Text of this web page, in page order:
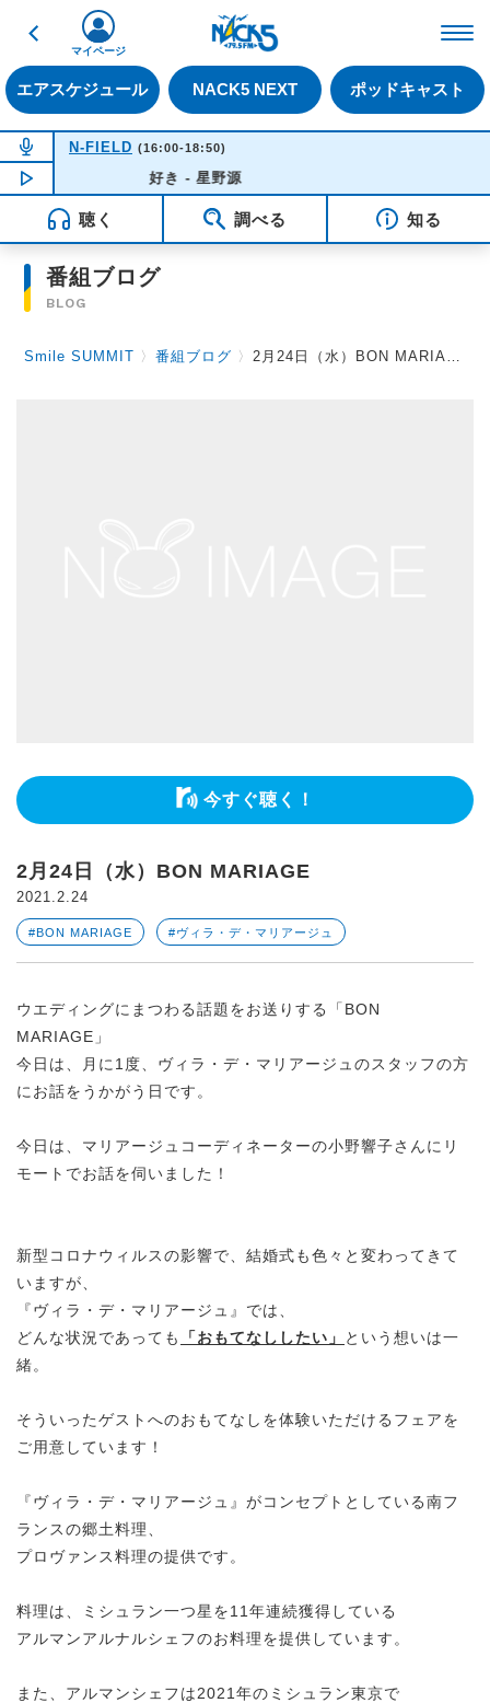
戻る
エアスケジュール NACK5 NEXT ポッドキャスト
マイページ
NOW ON AIR
N-FIELD (16:00-18:50)
NOW PLAYING15:48
好き - 星野源
聴く 調べる 知る
番組ブログ
BLOG
Smile SUMMIT 〉番組ブログ 〉2月24日（水）BON MARIAGE
今すぐ聴く！
2月24日（水）BON MARIAGE
2021.2.24
#BON MARIAGE #ヴィラ・デ・マリアージュ
ウエディングにまつわる話題をお送りする「BON
MARIAGE」
今日は、月に1度、ヴィラ・デ・マリアージュのスタッフの方
にお話をうかがう日です。
今日は、マリアージュコーディネーターの小野響子さんにリ
モートでお話を伺いました！
新型コロナウィルスの影響で、結婚式も色々と変わってきて
いますが、
『ヴィラ・デ・マリアージュ』では、
どんな状況であっても
「おもてなししたい」
という想いは一
緒。
そういったゲストへのおもてなしを体験いただけるフェアを
ご用意しています！
『ヴィラ・デ・マリアージュ』がコンセプトとしている南フ
ランスの郷土料理、
プロヴァンス料理の提供です。
料理は、ミシュラン一つ星を11年連続獲得している
アルマンアルナルシェフのお料理を提供しています。
また、アルマンシェフは2021年のミシュラン東京で